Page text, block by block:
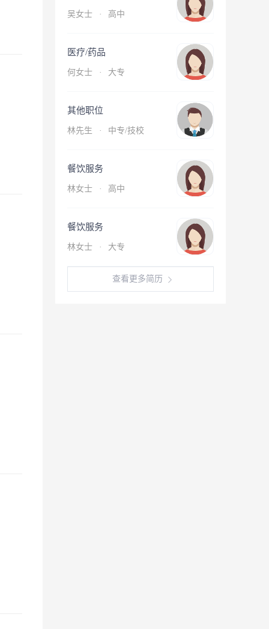
吴女士 · 高中
医疗/药品
何女士 · 大专
其他职位
林先生 · 中专/技校
餐饮服务
林女士 · 高中
餐饮服务
林女士 · 大专
查看更多简历